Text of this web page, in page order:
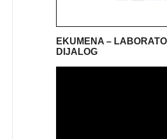
EKUMENA –
DIJALOG